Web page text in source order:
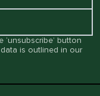
button
is outlined in our